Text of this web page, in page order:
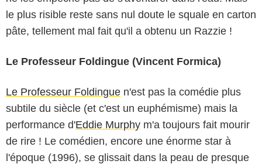
le plus risible reste sans nul doute le squale en carton
pâte, tellement mal fait qu'il a obtenu un Razzie !
Le Professeur Foldingue (Vincent Formica)
Le Professeur Foldingue n'est pas la comédie plus
subtile du siècle (et c'est un euphémisme) mais la
performance d'Eddie Murphy m'a toujours fait mourir
de rire ! Le comédien, encore une énorme star à
l'époque (1996), se glissait dans la peau de presque